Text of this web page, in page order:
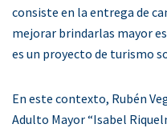
consiste en la entrega de
mejorar brindarlas mayor
es un proyecto de turismo
En este contexto, Rubén
Adulto Mayor “Isabel